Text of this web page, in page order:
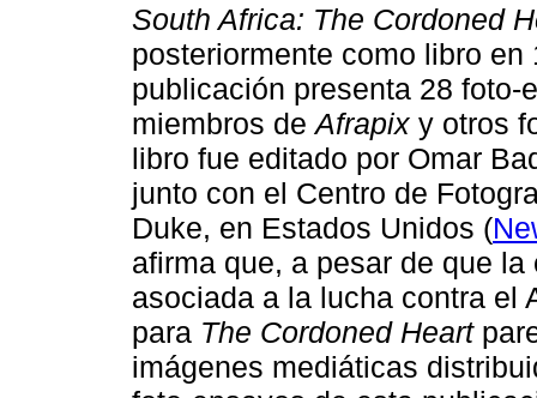
South Africa: The Cordoned
posteriormente como libro en
publicación presenta 28 foto-
miembros deAfrapix y otros
libro fue editado por Omar
junto con el Centro de
Duke, en Estados Unidos (
afirma que, a pesar de que
asociada a la lucha contra el
para The Cordoned Heart
imágenes mediáticas